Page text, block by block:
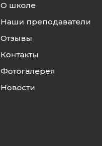
О школе
Наши преподаватели
Отзывы
Контакты
Фотогалерея
Новости